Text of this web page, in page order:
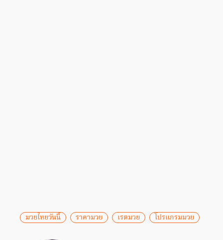
มวยไทยวันนี้ ราคามวย เรตมวย โปรแกรมมวย